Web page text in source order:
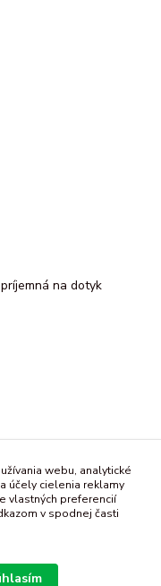
na dotyk
webu, analytické
účely cielenia reklamy
vlastných preferencií
v spodnej časti